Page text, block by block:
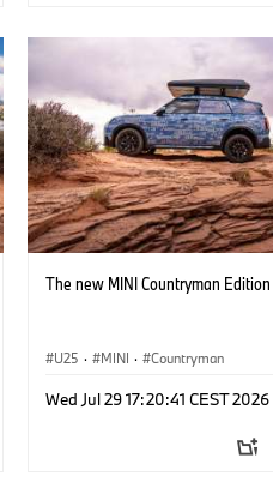
The new MINI Countryman
U25 · MINI · Countryman
Wed Jul 29 17:20:41 CEST 2026